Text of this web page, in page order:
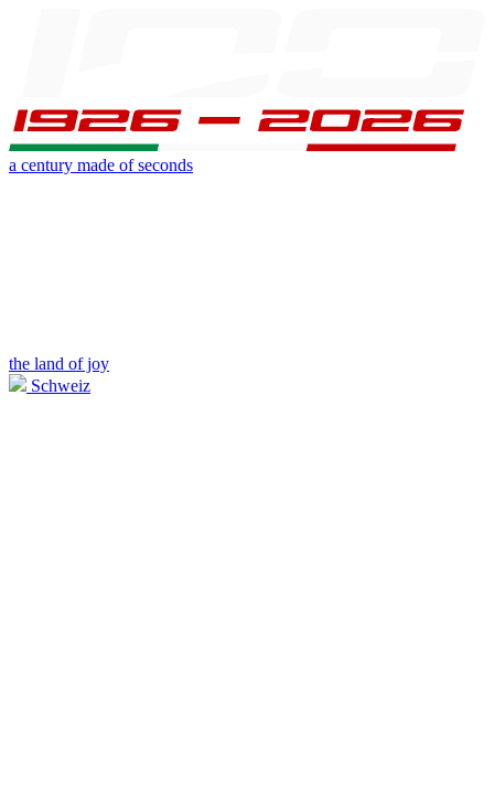
a century made of seconds
the land of joy
Schweiz